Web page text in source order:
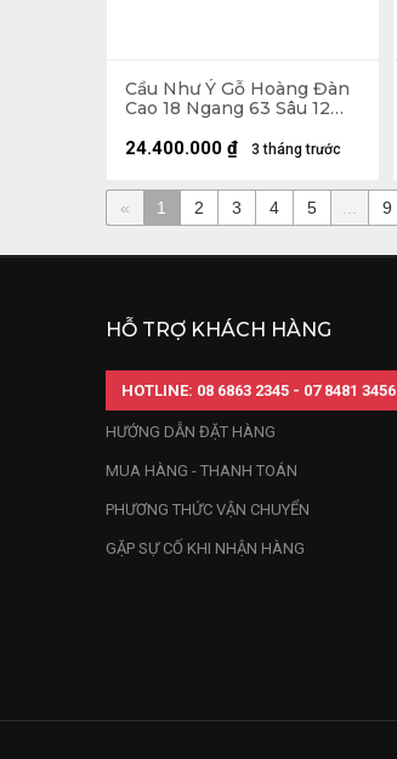
Cầu Như Ý Gỗ Hoàng Đàn
Cao 18 Ngang 63 Sâu 12
Sâu 26 (cm)
3 tháng trước
24.400.000 ₫
« 1 2 3 4 5 9
HỖ TRỢ KHÁCH HÀNG
HOTLINE: 08 6863 2345 - 07 8481 3456
HƯỚNG DẪN ĐẶT HÀNG
MUA HÀNG - THANH TOÁN
PHƯƠNG THỨC VẬN CHUYỂN
GẶP SỰ CỐ KHI NHẬN HÀNG